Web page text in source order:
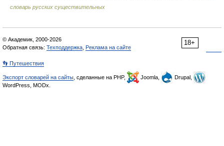
словарь русских существительных
18+
© Академик, 2000-2026
Обратная связь: Техподдержка Реклама на сайте
👣 Путешествия
Экспорт словарей на сайты , сделанные на PHP, Joomla,
Drupal,
WordPress, MODx.